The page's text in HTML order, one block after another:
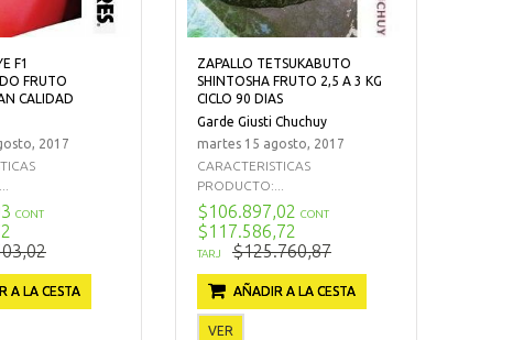
F1
FRUTO
CALIDAD
2017
CONT
A LA CESTA
ZAPALLO TETSUKABUTO
SHINTOSHA FRUTO 2,5 A 3 KG
CICLO 90 DIAS
Garde Giusti Chuchuy
martes 15 agosto, 2017
CARACTERISTICAS
PRODUCTO:...
$106.897,02 CONT
$117.586,72
TARJ $125.760,87
AÑADIR A LA CESTA
VER